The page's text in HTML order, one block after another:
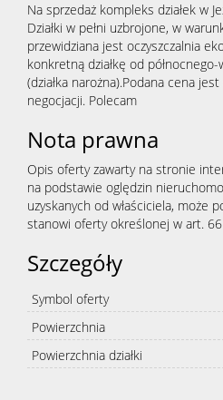
Na sprzedaż kompleks działek w
Działki w pełni uzbrojone, w
przewidziana jest oczyszczalnia
konkretną działkę od
(działka narożna).Podana cena
negocjacji. Polecam
Nota prawna
Opis oferty zawarty na stronie
na podstawie oględzin
uzyskanych od właściciela, może
stanowi oferty określonej w art.
Szczegóły
Symbol oferty
Powierzchnia
Powierzchnia działki